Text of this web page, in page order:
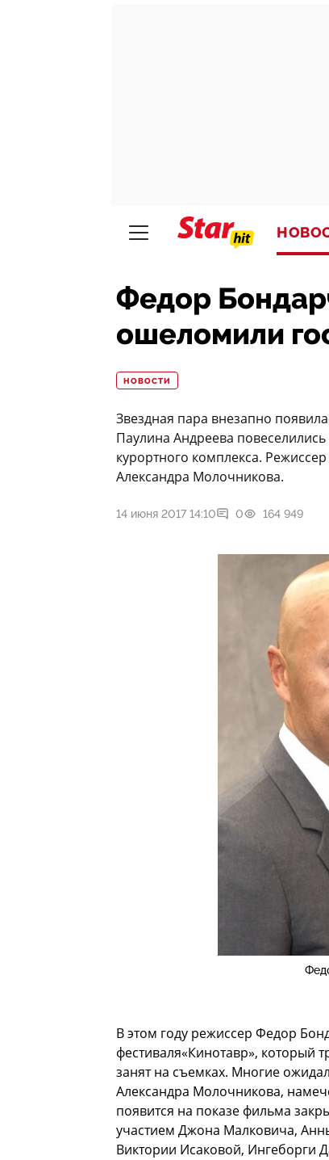
Федор
ошеломили
НОВОСТИ
Звездная пара внезапно
Паулина Андреева
курортного комплекса.
Александра Молочникова.
14 июня 2017 14:10 0 164 949
В этом году режиссер Федор
фестиваля«Кинотавр», который
занят на съемках. Многие
Александра Молочникова,
появится на показе фильма
участием Джона Малковича,
Виктории Исаковой, Ингеборги